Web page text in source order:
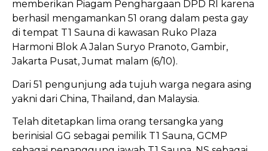
memberikan Piagam Penghargaan DPD RI karena
berhasil mengamankan 51 orang dalam pesta gay
di tempat T1 Sauna di kawasan Ruko Plaza
Harmoni Blok A Jalan Suryo Pranoto, Gambir,
Jakarta Pusat, Jumat malam (6/10).
Dari 51 pengunjung ada tujuh warga negara asing
yakni dari China, Thailand, dan Malaysia.
Telah ditetapkan lima orang tersangka yang
berinisial GG sebagai pemilik T1 Sauna, GCMP